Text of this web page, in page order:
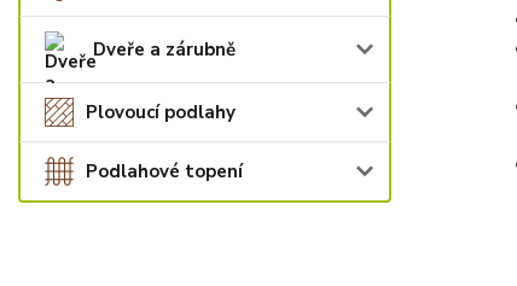
Dveře a zárubně
Plovoucí podlahy
Podlahové topení